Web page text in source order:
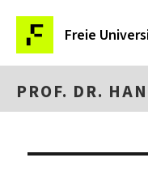
Freie
PROF. DR.